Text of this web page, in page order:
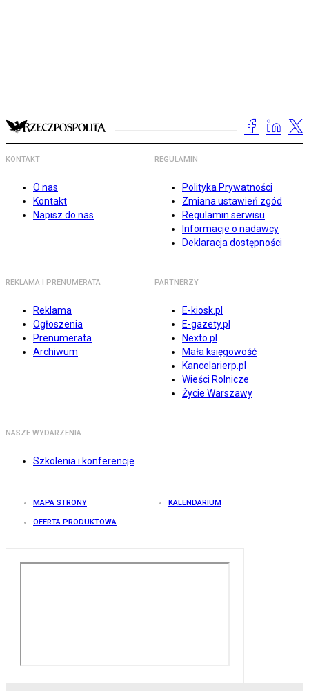
KONTAKT
O nas
Kontakt
Napisz do nas
REGULAMIN
Polityka Prywatności
Zmiana ustawień zgód
Regulamin serwisu
Informacje o nadawcy
Deklaracja dostępności
REKLAMA I PRENUMERATA
Reklama
Ogłoszenia
Prenumerata
Archiwum
PARTNERZY
E-kiosk.pl
E-gazety.pl
Nexto.pl
Mała księgowość
Kancelarierp.pl
Wieści Rolnicze
Życie Warszawy
NASZE WYDARZENIA
Szkolenia i konferencje
MAPA STRONY KALENDARIUM
OFERTA PRODUKTOWA